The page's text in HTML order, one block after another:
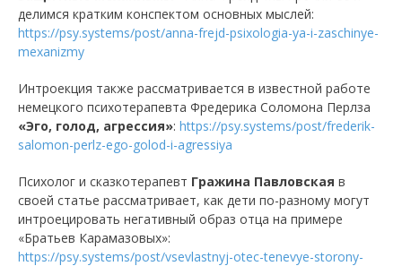
делимся кратким конспектом основных мыслей:
https://psy.systems/post/anna-frejd-psixologia-ya-i-zaschinye-
mexanizmy
Интроекция также рассматривается в известной работе
немецкого психотерапевта Фредерика Соломона Перлза
«Эго, голод, агрессия»: https://psy.systems/post/frederik-
salomon-perlz-ego-golod-i-agressiya
Психолог и сказкотерапевт Гражина Павловская в
своей статье рассматривает, как дети по-разному могут
интроецировать негативный образ отца на примере
«Братьев Карамазовых»:
https://psy.systems/post/vsevlastnyj-otec-tenevye-storony-